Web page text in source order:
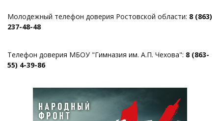
Молодежный телефон доверия Ростовской области: 8 (863)
237-48-48
Телефон доверия МБОУ "Гимназия им. А.П. Чехова": 8 (863-
55) 4-39-86